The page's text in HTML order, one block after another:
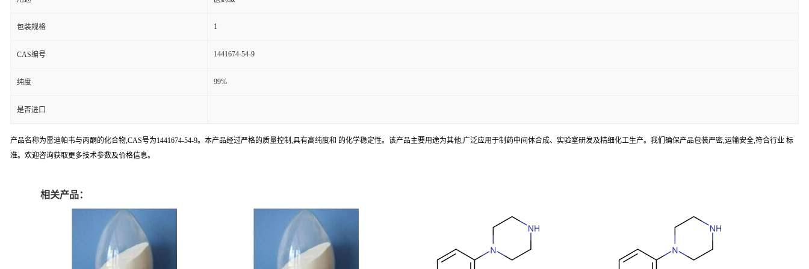
包装规格 1
CAS编号 1441674-54-9
纯度 99%
是否进口
产品名称为雷迪帕韦与丙酮的化合物,CAS号为1441674-54-9。本产品经过严格的质量控制,具有高纯度和 的化学稳定性。该产品主要用途为其他,广泛应用于制药中间体合成、实验室研发及精细化工生产。我们确保产品包装严密,运输安全,符合行业 标
准。欢迎咨询获取更多技术参数及价格信息。
相关产品：